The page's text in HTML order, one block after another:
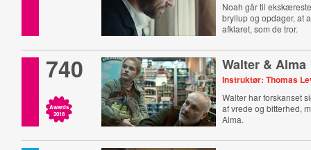
Noah går til
bryllup og opdager, at
afklaret, som de tror.
740
Awards
2018
Walter & Alma
Instruktør: Thomas
Walter har forskanset
af vrede og bitterhed,
Alma.